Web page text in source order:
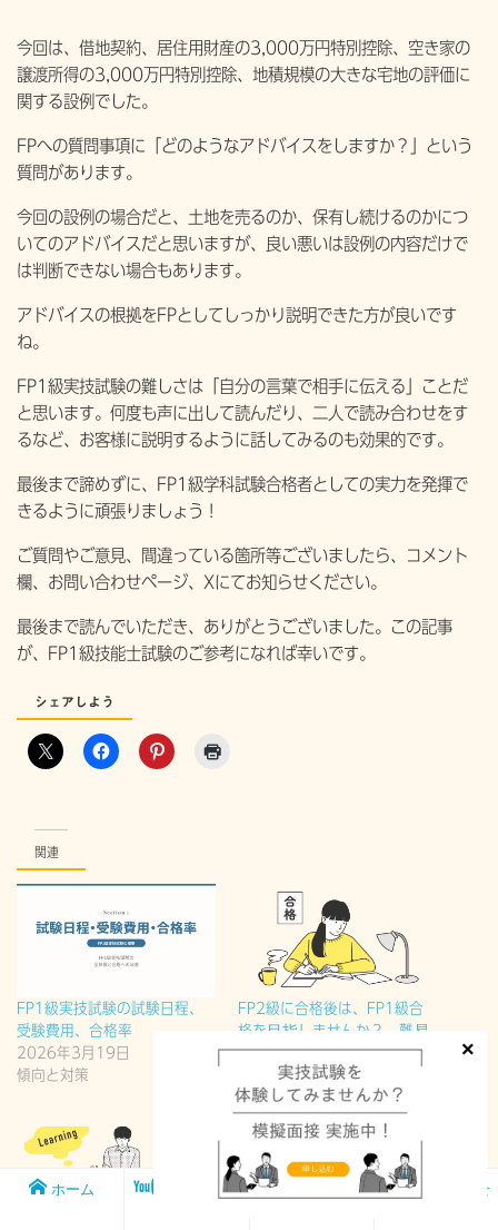
今回は、借地契約、居住用財産の3,000万円特別控除、空き家の
譲渡所得の3,000万円特別控除、地積規模の大きな宅地の評価に
関する設例でした。
FPへの質問事項に「どのようなアドバイスをしますか？」という
質問があります。
今回の設例の場合だと、土地を売るのか、保有し続けるのかにつ
いてのアドバイスだと思いますが、良い悪いは設例の内容だけで
は判断できない場合もあります。
アドバイスの根拠をFPとしてしっかり説明できた方が良いです
ね。
FP1級実技試験の難しさは「自分の言葉で相手に伝える」ことだ
と思います。何度も声に出して読んだり、二人で読み合わせをす
るなど、お客様に説明するように話してみるのも効果的です。
最後まで諦めずに、FP1級学科試験合格者としての実力を発揮で
きるように頑張りましょう！
ご質問やご意見、間違っている箇所等ございましたら、コメント
欄、お問い合わせページ、Xにてお知らせください。
最後まで読んでいただき、ありがとうございました。この記事
が、FP1級技能士試験のご参考になれば幸いです。
シェアしよう
関連
FP1級実技試験の試験日程、
受験費用、合格率
2026年3月19日
傾向と対策
FP2級に合格後は、FP1級合
格を目指しませんか？ 難易
度編
2026年4月17日
傾向と対策
ホーム
メンバー
FP1級実技試
お問い合わせ